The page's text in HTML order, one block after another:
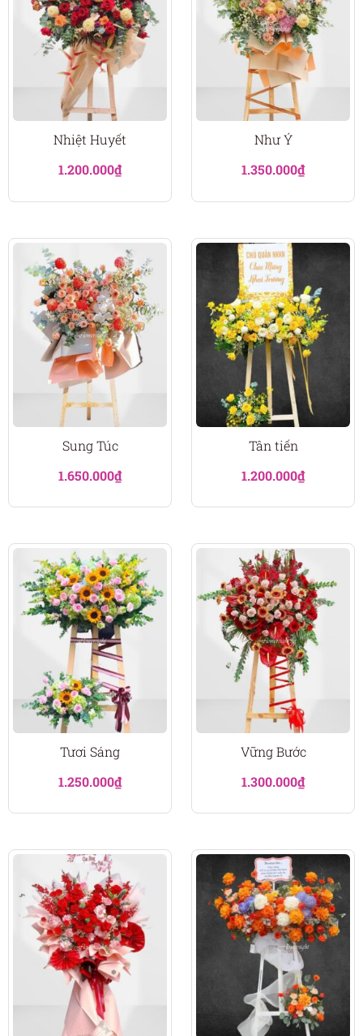
Nhiệt Huyết
1.200.000₫
Như Ý
1.350.000₫
Sung Túc
1.650.000₫
Tân tiến
1.200.000₫
Tươi Sáng
1.250.000₫
Vững Bước
1.300.000₫